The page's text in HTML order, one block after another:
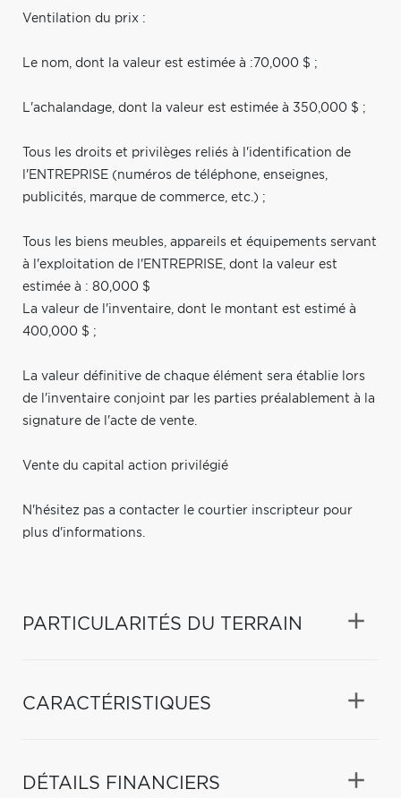
Ventilation du prix :
Le nom, dont la valeur est estimée à :70,000 $ ;
L'achalandage, dont la valeur est estimée à 350,000 $ ;
Tous les droits et privilèges reliés à l'identification de
l'ENTREPRISE (numéros de téléphone, enseignes,
publicités, marque de commerce, etc.) ;
Tous les biens meubles, appareils et équipements servant
à l'exploitation de l'ENTREPRISE, dont la valeur est
estimée à : 80,000 $
La valeur de l'inventaire, dont le montant est estimé à
400,000 $ ;
La valeur définitive de chaque élément sera établie lors
de l'inventaire conjoint par les parties préalablement à la
signature de l'acte de vente.
Vente du capital action privilégié
N'hésitez pas a contacter le courtier inscripteur pour
plus d'informations.
PARTICULARITÉS DU TERRAIN
CARACTÉRISTIQUES
DÉTAILS FINANCIERS